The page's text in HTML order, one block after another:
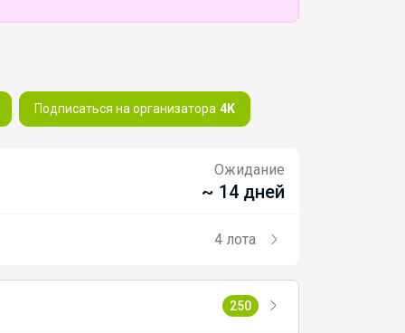
Подписаться на организатора 4K
Ожидание
~ 14 дней
4 лота
250